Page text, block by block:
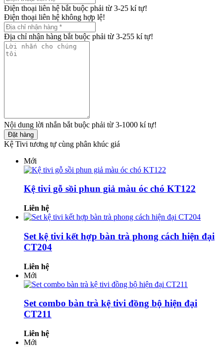
Điện thoại liên hệ bắt buộc phải từ 3-25 kí tự!
Điện thoại liên hệ không hợp lệ!
Địa chỉ nhận hàng bắt buộc phải từ 3-255 kí tự!
Nội dung lời nhắn bắt buộc phải từ 3-1000 kí tự!
Đặt hàng
Kệ Tivi tương tự cùng phân khúc giá
Mới
Kệ tivi gỗ sồi phun giả màu óc chó KT122
Liên hệ
Set kệ tivi kết hợp bàn trà phong cách hiện đại
CT204
Liên hệ
Mới
Set combo bàn trà kệ tivi đồng bộ hiện đại
CT211
Liên hệ
Mới